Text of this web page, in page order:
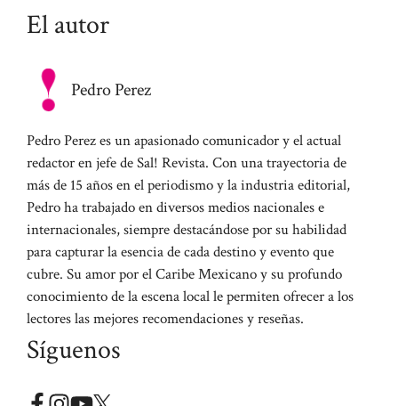
El autor
Pedro Perez
Pedro Perez es un apasionado comunicador y el actual
redactor en jefe de Sal! Revista. Con una trayectoria de
más de 15 años en el periodismo y la industria editorial,
Pedro ha trabajado en diversos medios nacionales e
internacionales, siempre destacándose por su habilidad
para capturar la esencia de cada destino y evento que
cubre. Su amor por el Caribe Mexicano y su profundo
conocimiento de la escena local le permiten ofrecer a los
lectores las mejores recomendaciones y reseñas.
Síguenos